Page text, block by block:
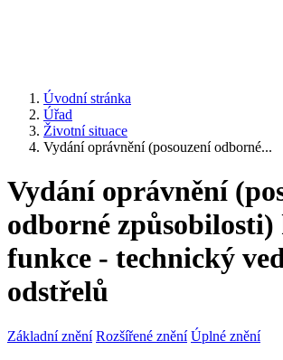
Úvodní stránka
Úřad
Životní situace
Vydání oprávnění (posouzení odborné...
Vydání oprávnění
odborné
funkce - technický
odstřelů
Základní znění Rozšířené znění Úplné znění